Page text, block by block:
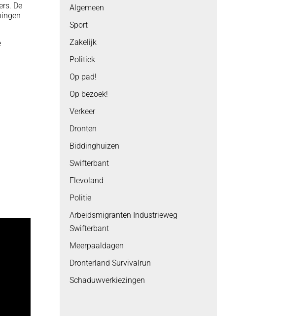
De
Algemeen
Sport
Zakelijk
Politiek
Op pad!
Op bezoek!
Verkeer
Dronten
Biddinghuizen
Swifterbant
Flevoland
Politie
Arbeidsmigranten Industrieweg
Swifterbant
Meerpaaldagen
Dronterland Survivalrun
Schaduwverkiezingen